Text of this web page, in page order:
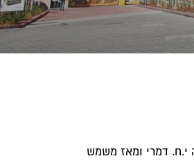
1989 את חברת הבנייה י.ח. דמרי ומאז משמש